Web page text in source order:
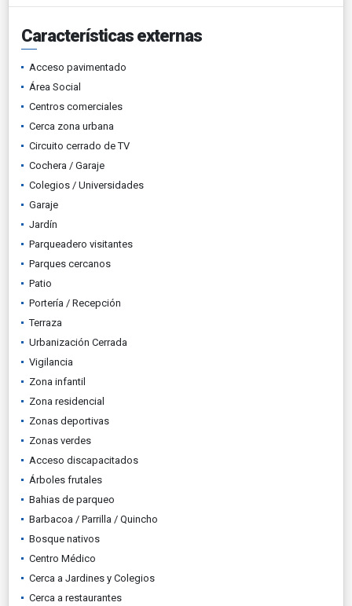
Características externas
Acceso pavimentado
Área Social
Centros comerciales
Cerca zona urbana
Circuito cerrado de TV
Cochera / Garaje
Colegios / Universidades
Garaje
Jardín
Parqueadero visitantes
Parques cercanos
Patio
Portería / Recepción
Terraza
Urbanización Cerrada
Vigilancia
Zona infantil
Zona residencial
Zonas deportivas
Zonas verdes
Acceso discapacitados
Árboles frutales
Bahias de parqueo
Barbacoa / Parrilla / Quincho
Bosque nativos
Centro Médico
Cerca a Jardines y Colegios
Cerca a restaurantes